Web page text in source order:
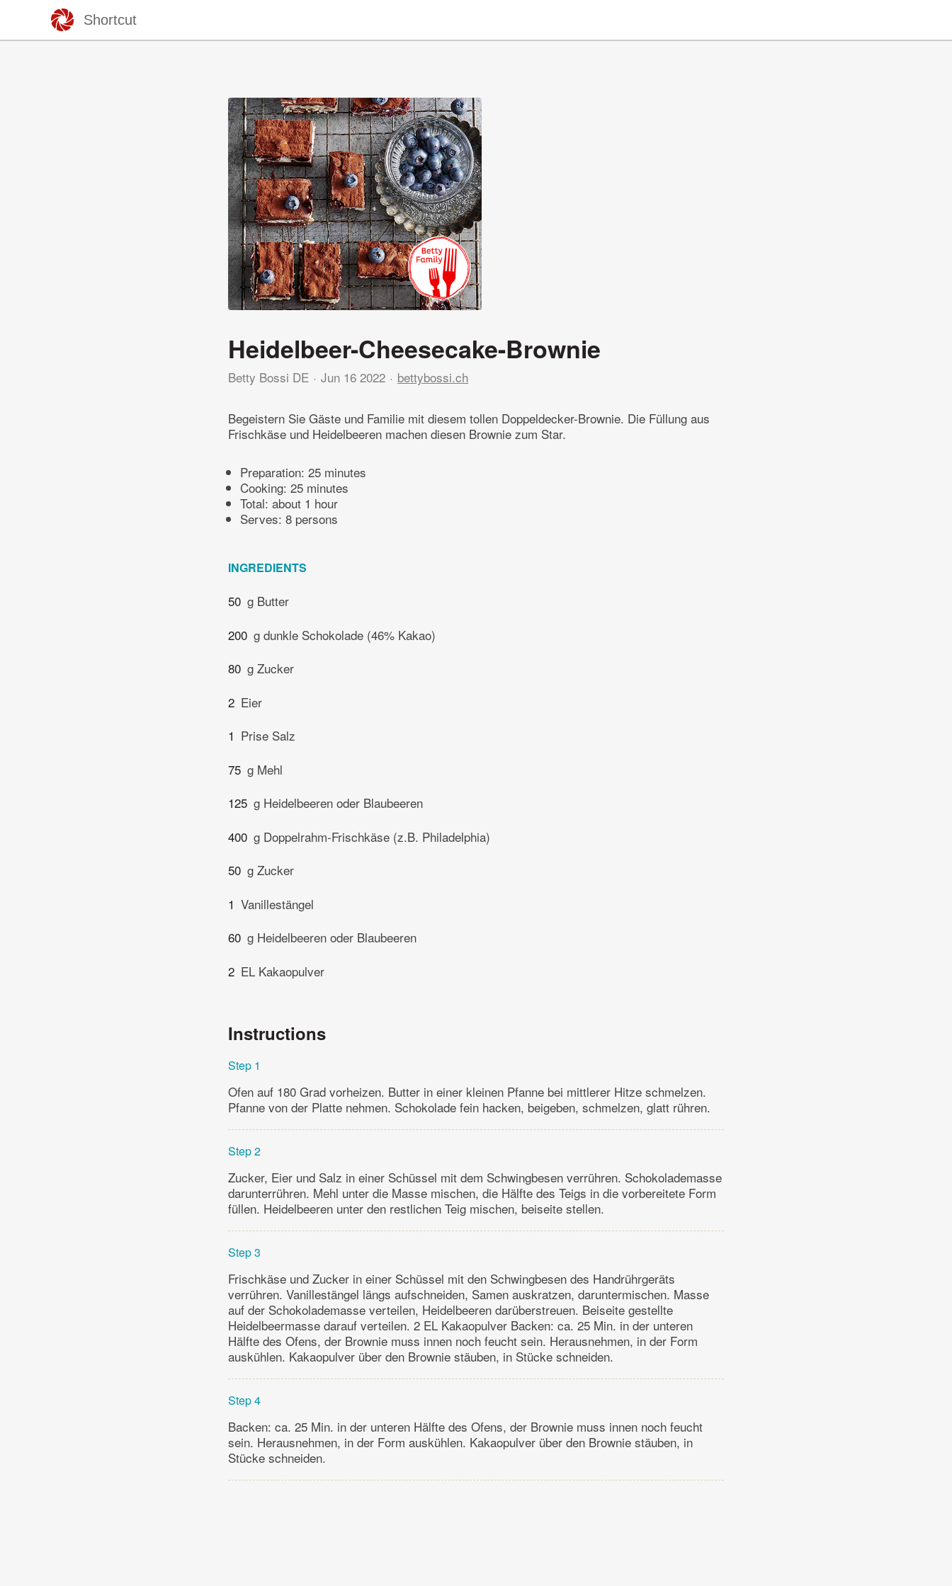
Shortcut
Heidelbeer-Cheesecake-Brownie
Betty Bossi DE Jun 16 2022 bettybossi.ch
Begeistern Sie Gäste und Familie mit diesem tollen Doppeldecker-Brownie. Die Füllung aus
Frischkäse und Heidelbeeren machen diesen Brownie zum Star.
Preparation: 25 minutes
Cooking: 25 minutes
Total: about 1 hour
Serves: 8 persons
INGREDIENTS
50 g Butter
200 g dunkle Schokolade (46% Kakao)
80 g Zucker
2 Eier
1 Prise Salz
75 g Mehl
125 g Heidelbeeren oder Blaubeeren
400 g Doppelrahm-Frischkäse (z.B. Philadelphia)
50 g Zucker
1 Vanillestängel
60 g Heidelbeeren oder Blaubeeren
2 EL Kakaopulver
Instructions
Step 1
Ofen auf 180 Grad vorheizen. Butter in einer kleinen Pfanne bei mittlerer Hitze schmelzen.
Pfanne von der Platte nehmen. Schokolade fein hacken, beigeben, schmelzen, glatt rühren.
Step 2
Zucker, Eier und Salz in einer Schüssel mit dem Schwingbesen verrühren. Schokolademasse
darunterrühren. Mehl unter die Masse mischen, die Hälfte des Teigs in die vorbereitete Form
füllen. Heidelbeeren unter den restlichen Teig mischen, beiseite stellen.
Step 3
Frischkäse und Zucker in einer Schüssel mit den Schwingbesen des Handrührgeräts
verrühren. Vanillestängel längs aufschneiden, Samen auskratzen, daruntermischen. Masse
auf der Schokolademasse verteilen, Heidelbeeren darüberstreuen. Beiseite gestellte
Heidelbeermasse darauf verteilen. 2 EL Kakaopulver Backen: ca. 25 Min. in der unteren
Hälfte des Ofens, der Brownie muss innen noch feucht sein. Herausnehmen, in der Form
auskühlen. Kakaopulver über den Brownie stäuben, in Stücke schneiden.
Step 4
Backen: ca. 25 Min. in der unteren Hälfte des Ofens, der Brownie muss innen noch feucht
sein. Herausnehmen, in der Form auskühlen. Kakaopulver über den Brownie stäuben, in
Stücke schneiden.